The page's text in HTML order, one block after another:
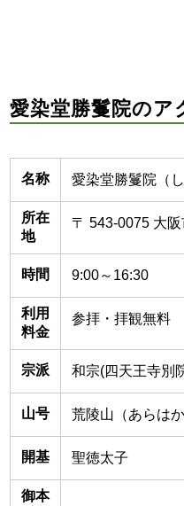
愛染堂勝鬘院のア
名称 愛染堂勝鬘院（
所在
地
〒 543-0075 大
時間 9:00～16:30
利用
料金
参拝・拝観無料
宗派 和宗(四天王寺別
山号 荒陵山（あらは
開基 聖徳太子
御本